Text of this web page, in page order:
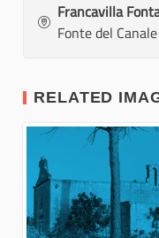
Francavilla
Fonte del
RELATED